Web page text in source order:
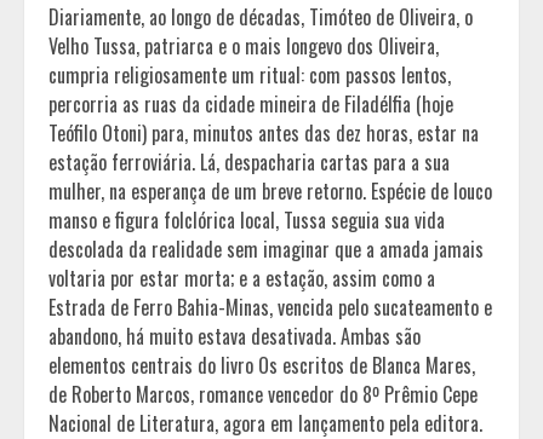
Diariamente, ao longo de décadas, Timóteo de Oliveira, o
Velho Tussa, patriarca e o mais longevo dos Oliveira,
cumpria religiosamente um ritual: com passos lentos,
percorria as ruas da cidade mineira de Filadélfia (hoje
Teófilo Otoni) para, minutos antes das dez horas, estar na
estação ferroviária. Lá, despacharia cartas para a sua
mulher, na esperança de um breve retorno. Espécie de louco
manso e figura folclórica local, Tussa seguia sua vida
descolada da realidade sem imaginar que a amada jamais
voltaria por estar morta; e a estação, assim como a
Estrada de Ferro Bahia-Minas, vencida pelo sucateamento e
abandono, há muito estava desativada. Ambas são
elementos centrais do livro Os escritos de Blanca Mares,
de Roberto Marcos, romance vencedor do 8º Prêmio Cepe
Nacional de Literatura, agora em lançamento pela editora.